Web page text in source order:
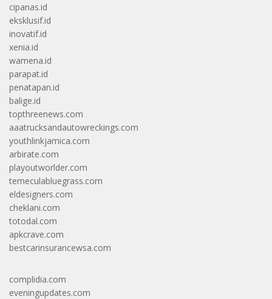
cipanas.id
eksklusif.id
inovatif.id
xenia.id
wamena.id
parapat.id
penatapan.id
balige.id
topthreenews.com
aaatrucksandautowreckings.com
youthlinkjamica.com
arbirate.com
playoutworlder.com
temeculabluegrass.com
eldesigners.com
cheklani.com
totodal.com
apkcrave.com
bestcarinsurancewsa.com
complidia.com
eveningupdates.com